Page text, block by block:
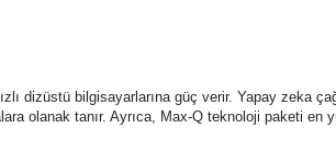
dizüstü bilgisayarlarına güç verir. Yapay zeka
olanak tanır. Ayrıca, Max-Q teknoloji paketi en